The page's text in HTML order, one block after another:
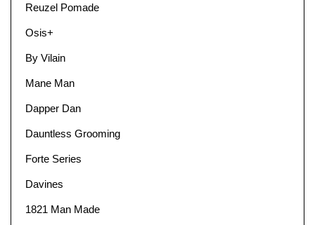
Reuzel Pomade
Osis+
By Vilain
Mane Man
Dapper Dan
Dauntless Grooming
Forte Series
Davines
1821 Man Made